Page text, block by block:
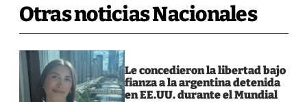
Otras noticias Nacionales
Le concedieron la libertad bajo
fianza a la argentina detenida
en EE.UU. durante el Mundial